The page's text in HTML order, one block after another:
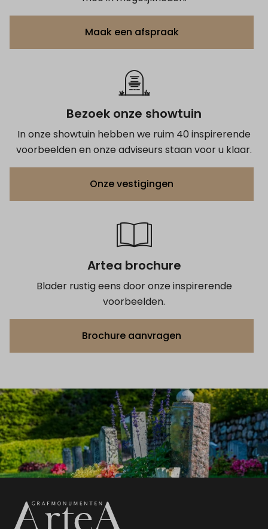
Maak een afspraak
Bezoek onze showtuin
In onze showtuin hebben we ruim 40 inspirerende
voorbeelden en onze adviseurs staan voor u klaar.
Onze vestigingen
Artea brochure
Blader rustig eens door onze inspirerende
voorbeelden.
Brochure aanvragen